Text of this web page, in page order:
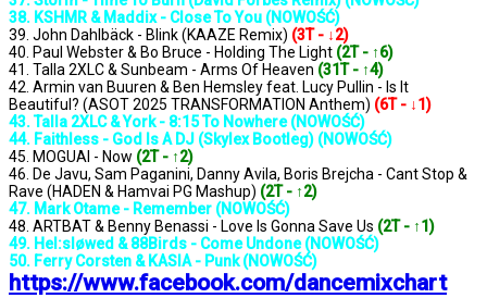
38. KSHMR & Maddix - Close To You (NOWOŚĆ)
39. John Dahlbäck - Blink (KAAZE Remix) (3T - ↓2)
40. Paul Webster & Bo Bruce - Holding The Light (2T - ↑6)
41. Talla 2XLC & Sunbeam - Arms Of Heaven (31T - ↑4)
42. Armin van Buuren & Ben Hemsley feat. Lucy Pullin - Is It
Beautiful? (ASOT 2025 TRANSFORMATION Anthem) (6T - ↓1)
43. Talla 2XLC & York - 8:15 To Nowhere (NOWOŚĆ)
44. Faithless - God Is A DJ (Skylex Bootleg) (NOWOŚĆ)
45. MOGUAI - Now (2T - ↑2)
46. De Javu, Sam Paganini, Danny Avila, Boris Brejcha - Cant Stop &
Rave (HADEN & Hamvai PG Mashup) (2T - ↑2)
47. Mark Otame - Remember (NOWOŚĆ)
48. ARTBAT & Benny Benassi - Love Is Gonna Save Us (2T - ↑1)
49. Hel:sløwed & 88Birds - Come Undone (NOWOŚĆ)
50. Ferry Corsten & KASIA - Punk (NOWOŚĆ)
https://www.facebook.com/dancemixchart